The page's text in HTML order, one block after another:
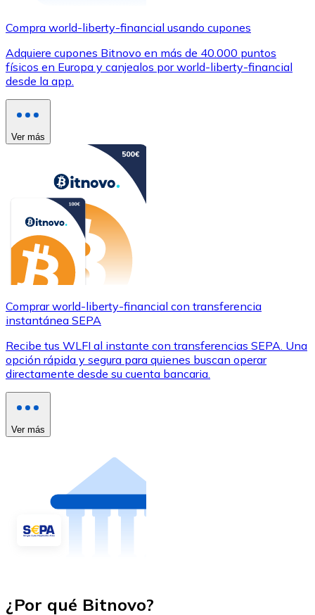
Compra world-liberty-financial usando cupones
Adquiere cupones Bitnovo en más de 40.000 puntos
físicos en Europa y canjealos por world-liberty-financial
desde la app.
Ver más
Comprar world-liberty-financial con transferencia
instantánea SEPA
Recibe tus WLFI al instante con transferencias SEPA. Una
opción rápida y segura para quienes buscan operar
directamente desde su cuenta bancaria.
Ver más
¿Por qué Bitnovo?